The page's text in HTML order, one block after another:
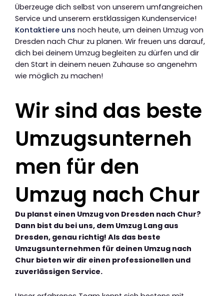
Überzeuge dich selbst von unserem umfangreichen
Service und unserem erstklassigen Kundenservice!
Kontaktiere uns noch heute, um deinen Umzug von
Dresden nach Chur zu planen. Wir freuen uns darauf,
dich bei deinem Umzug begleiten zu dürfen und dir
den Start in deinem neuen Zuhause so angenehm
wie möglich zu machen!
Wir sind das beste
Umzugsunterneh
men für den
Umzug nach Chur
Du planst einen Umzug von Dresden nach Chur?
Dann bist du bei uns, dem Umzug Lang aus
Dresden, genau richtig! Als das beste
Umzugsunternehmen für deinen Umzug nach
Chur bieten wir dir einen professionellen und
zuverlässigen Service.